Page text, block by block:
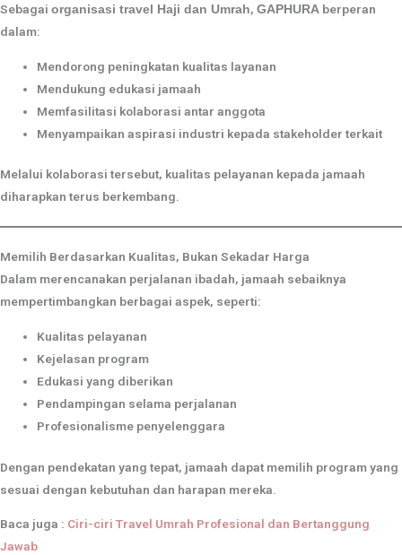
Sebagai organisasi travel Haji dan Umrah, GAPHURA berperan
dalam:
Mendorong peningkatan kualitas layanan
Mendukung edukasi jamaah
Memfasilitasi kolaborasi antar anggota
Menyampaikan aspirasi industri kepada stakeholder terkait
Melalui kolaborasi tersebut, kualitas pelayanan kepada jamaah
diharapkan terus berkembang.
Memilih Berdasarkan Kualitas, Bukan Sekadar Harga
Dalam merencanakan perjalanan ibadah, jamaah sebaiknya
mempertimbangkan berbagai aspek, seperti:
Kualitas pelayanan
Kejelasan program
Edukasi yang diberikan
Pendampingan selama perjalanan
Profesionalisme penyelenggara
Dengan pendekatan yang tepat, jamaah dapat memilih program yang
sesuai dengan kebutuhan dan harapan mereka.
Baca juga : Ciri-ciri Travel Umrah Profesional dan Bertanggung
Jawab